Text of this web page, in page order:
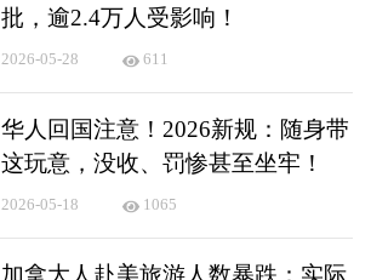
批，逾2.4万人受影响！
2026-05-28 611
华人回国注意！2026新规：随身带
这玩意，没收、罚惨甚至坐牢！
2026-05-18 1065
加拿大人赴美旅游人数暴跌：实际